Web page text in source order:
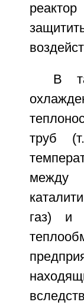
В
труб
между
газ) и